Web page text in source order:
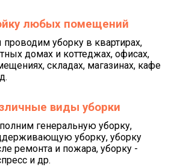
любых помещений
уборку в квартирах,
домах и коттеджах, офисах,
складах, магазинах, кафе
виды уборки
генеральную уборку,
уборку, уборку
ремонта и пожара, уборку -
и др.